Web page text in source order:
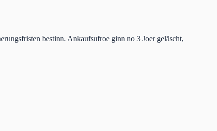
bestinn. Ankaufsufroe ginn no 3 Joer geläscht,